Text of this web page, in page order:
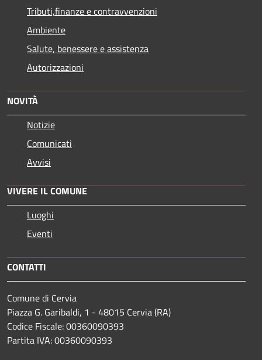
Tributi,finanze e contravvenzioni
Ambiente
Salute, benessere e assistenza
Autorizzazioni
NOVITÀ
Notizie
Comunicati
Avvisi
VIVERE IL COMUNE
Luoghi
Eventi
CONTATTI
Comune di Cervia
Piazza G. Garibaldi, 1 - 48015 Cervia (RA)
Codice Fiscale: 00360090393
Partita IVA: 00360090393